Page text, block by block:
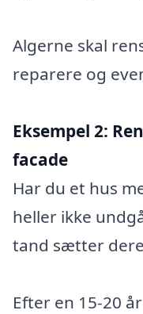
Algerne skal
reparere og
Eksempel 2:
facade
Har du et hus
heller ikke
tand sætter
Efter en 15-20